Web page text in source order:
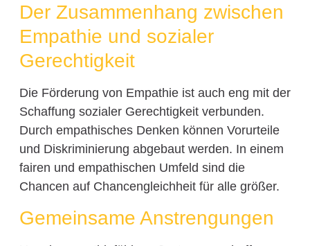
Der Zusammenhang zwischen
Empathie und sozialer
Gerechtigkeit
Die Förderung von Empathie ist auch eng mit der
Schaffung sozialer Gerechtigkeit verbunden.
Durch empathisches Denken können Vorurteile
und Diskriminierung abgebaut werden. In einem
fairen und empathischen Umfeld sind die
Chancen auf Chancengleichheit für alle größer.
Gemeinsame Anstrengungen